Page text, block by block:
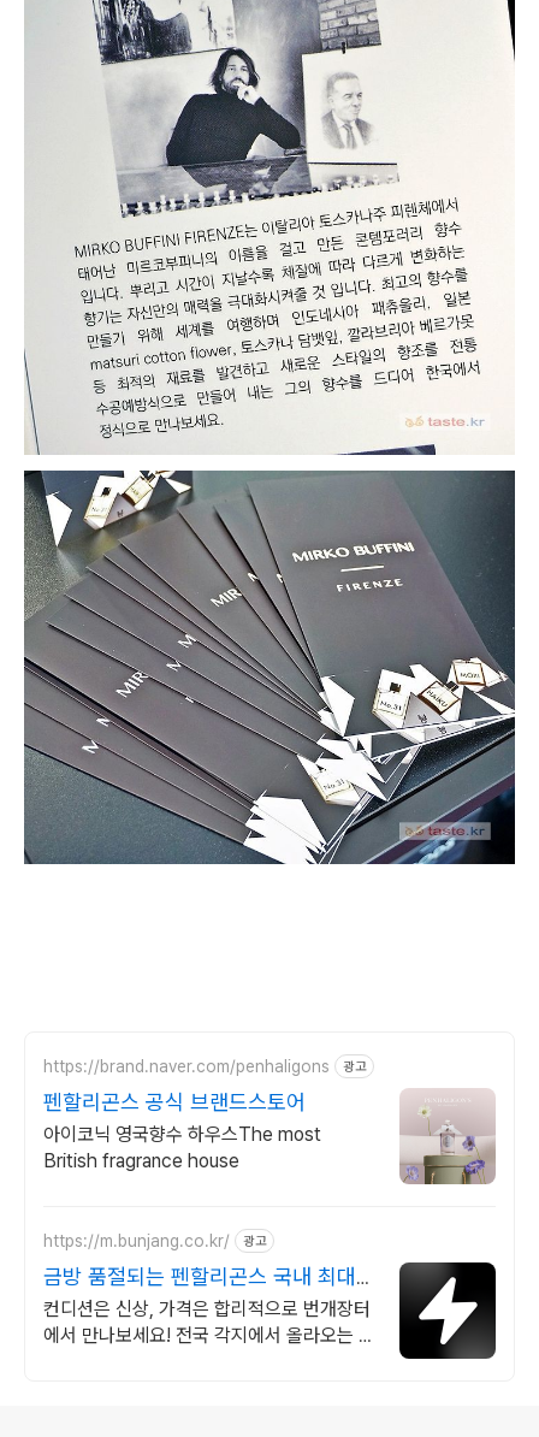
https://brand.naver.com/penhaligons 광고
펜할리곤스 공식 브랜드스토어
아이코닉 영국향수 하우스The most
British fragrance house
https://m.bunjang.co.kr/ 광고
금방 품절되는 펜할리곤스 국내 최대
브랜드 중고거래
컨디션은 신상, 가격은 합리적으로 번개장터
에서 만나보세요! 전국 각지에서 올라오는 전